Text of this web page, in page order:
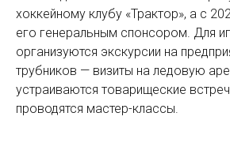
хоккейному клубу «Трактор», а с
его генеральным спонсором. Для
организуются экскурсии на
трубников — визиты на ледовую
устраиваются товарищеские
проводятся мастер-классы.